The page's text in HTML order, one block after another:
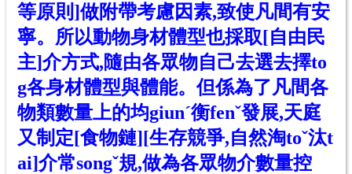
等原則]做附帶考慮因素,致使凡間有安
寧。所以動物身材體型也採取[自由民
主]介方式,隨由各眾物自己去選去擇to
g各身材體型與體能。但係為了凡間各
物類數量上的均giunˊ衡fenˇ發展,天庭
又制定[食物鏈][生存競爭,自然淘toˇ汰t
ai]介常songˇ規,做為各眾物介數量控